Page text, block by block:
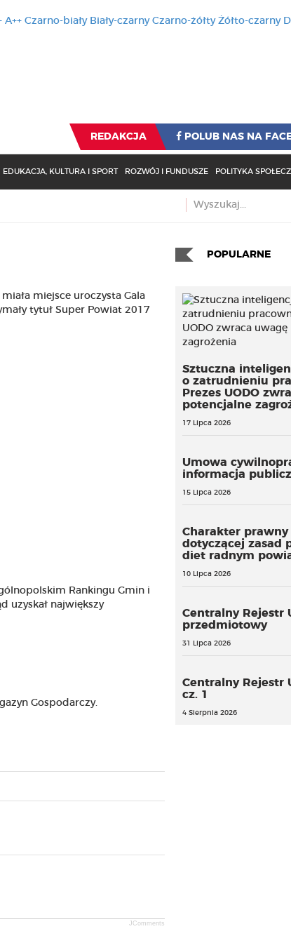
A++ Czarno-biały Biały-czarny Czarno-żółty Żółto-czarny
REDAKCJA POLUB NAS NA
EDUKACJA, KULTURA I SPORT ROZWÓJ I FUNDUSZE POLITYKA
miejsce uroczysta Gala
tytuł Super Powiat 2017
Rankingu Gmin i
uzyskał największy
Gospodarczy.
JComments
POPULARNE
Sztuczna
o zatrudnieniu
Prezes UODO
potencjalne
17 Lipca 2026
Umowa
informacja
15 Lipca 2026
Charakter prawny
dotyczącej zasad
diet radnym
10 Lipca 2026
Centralny Rejestr
przedmiotowy
31 Lipca 2026
Centralny Rejestr
cz. 1
4 Sierpnia 2026
Gminy nie nadążają za